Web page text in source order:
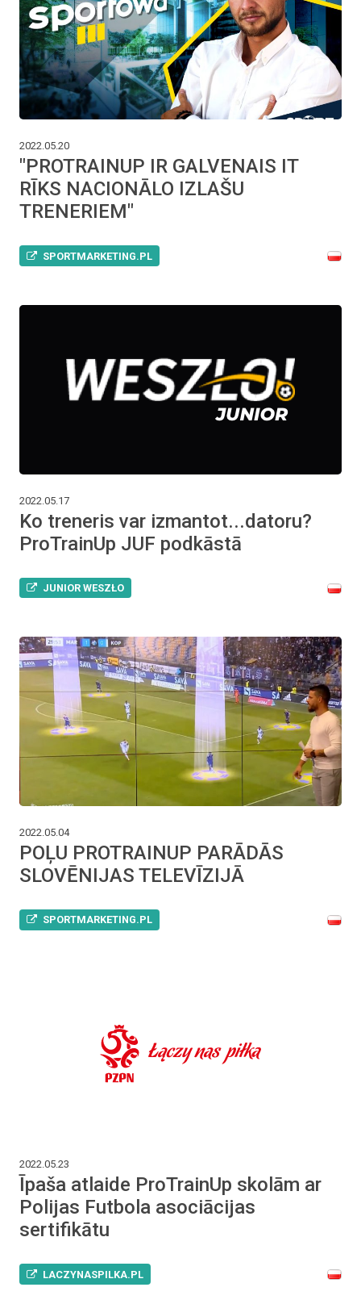
2022.05.20
"PROTRAINUP IR GALVENAIS IT
RĪKS NACIONĀLO IZLAŠU
TRENERIEM"
SPORTMARKETING.PL
2022.05.17
Ko treneris var izmantot...datoru?
ProTrainUp JUF podkāstā
JUNIOR WESZŁO
2022.05.04
POĻU PROTRAINUP PARĀDĀS
SLOVĒNIJAS TELEVĪZIJĀ
SPORTMARKETING.PL
2022.05.23
Īpaša atlaide ProTrainUp skolām ar
Polijas Futbola asociācijas
sertifikātu
LACZYNASPILKA.PL